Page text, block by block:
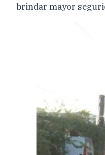
brindar mayor